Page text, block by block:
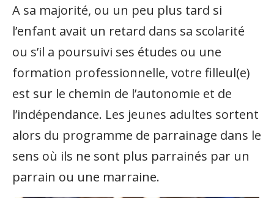
A sa majorité, ou un peu plus tard si
l’enfant avait un retard dans sa scolarité
ou s’il a poursuivi ses études ou une
formation professionnelle, votre filleul(e)
est sur le chemin de l’autonomie et de
l’indépendance. Les jeunes adultes sortent
alors du programme de parrainage dans le
sens où ils ne sont plus parrainés par un
parrain ou une marraine.